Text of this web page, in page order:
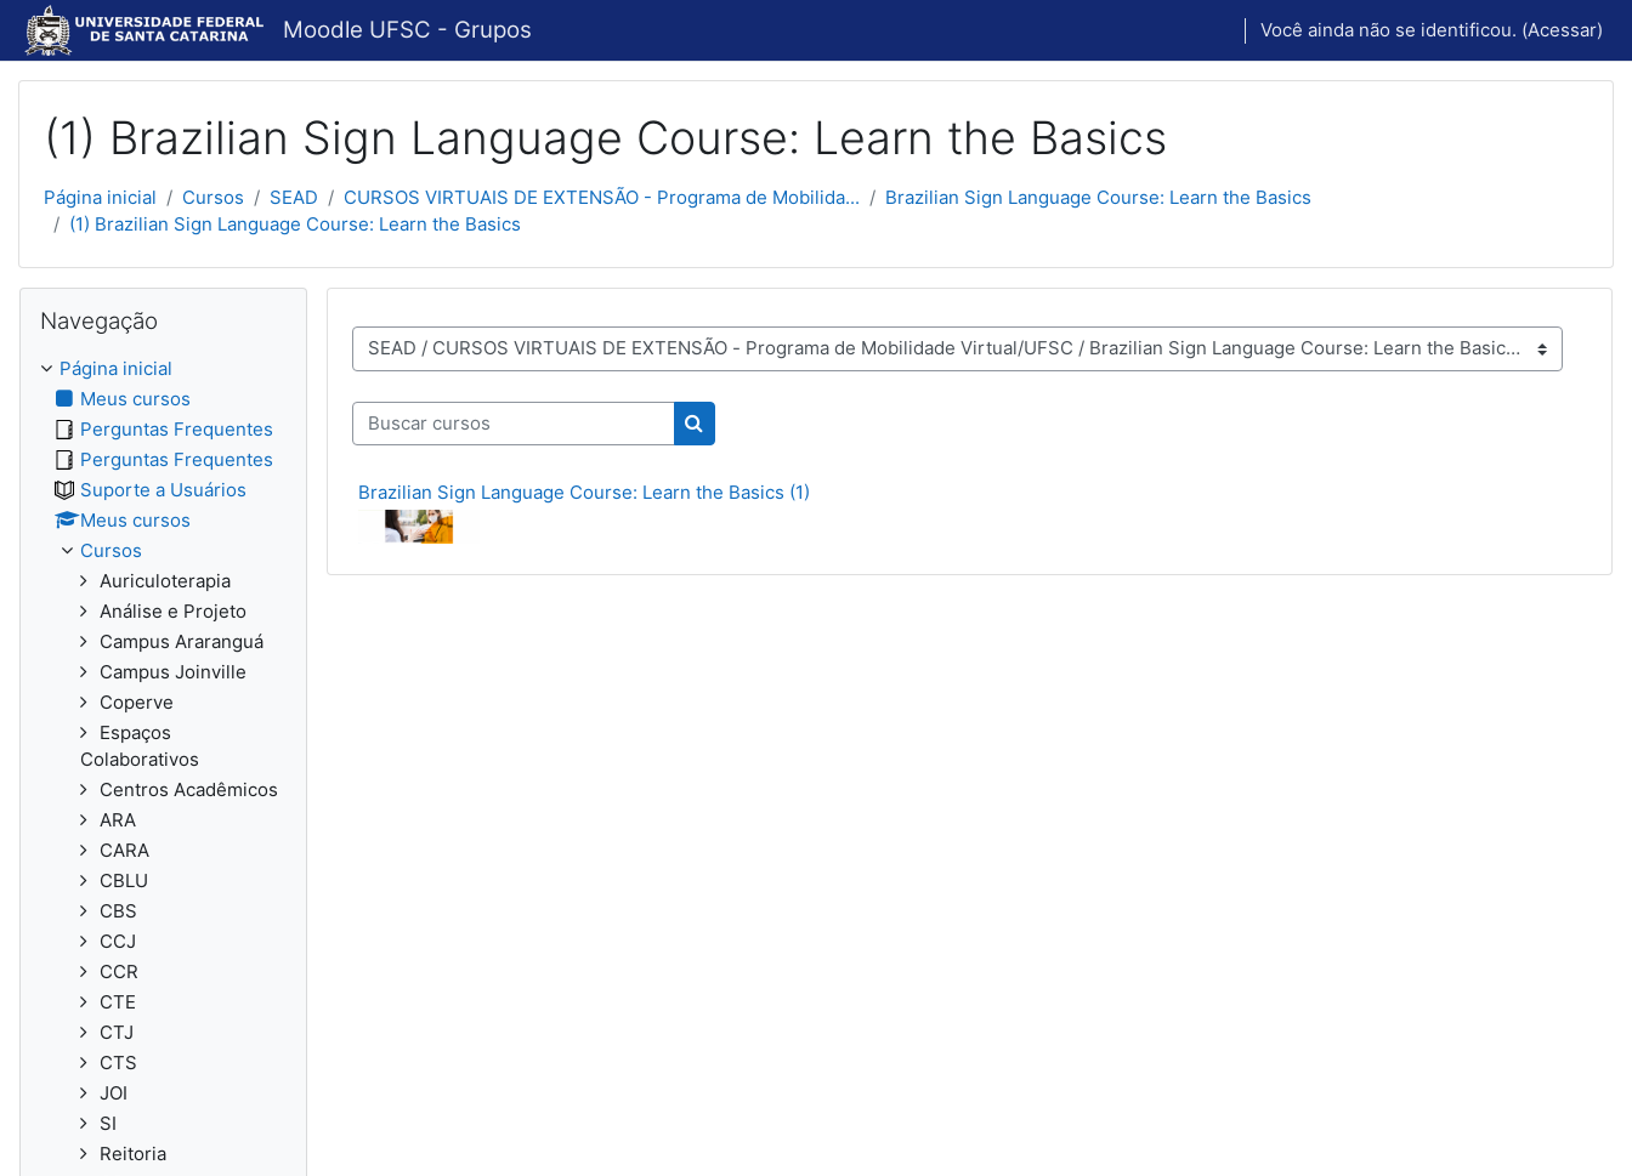
Ir para o conteúdo principal
Moodle UFSC - Grupos Você ainda não se identificou. (Acessar)
(1) Brazilian Sign Language Course: Learn the Basics
Página inicial Cursos SEAD CURSOS VIRTUAIS DE EXTENSÃO - Programa de Mobilida...
Brazilian Sign Language Course: Learn the Basics
(1) Brazilian Sign Language Course: Learn the Basics
Categorias de Cursos
Buscar cursos
Buscar cursos
Brazilian Sign Language Course: Learn the Basics (1)
Navegação
Página inicial
Meus cursos
Perguntas Frequentes
Perguntas Frequentes
Suporte a Usuários
Meus cursos
Cursos
Auriculoterapia
Análise e Projeto
Campus Araranguá
Campus Joinville
Coperve
Espaços
Colaborativos
Centros Acadêmicos
ARA
CARA
CBLU
CBS
CCJ
CCR
CTE
CTJ
CTS
JOI
SI
Reitoria